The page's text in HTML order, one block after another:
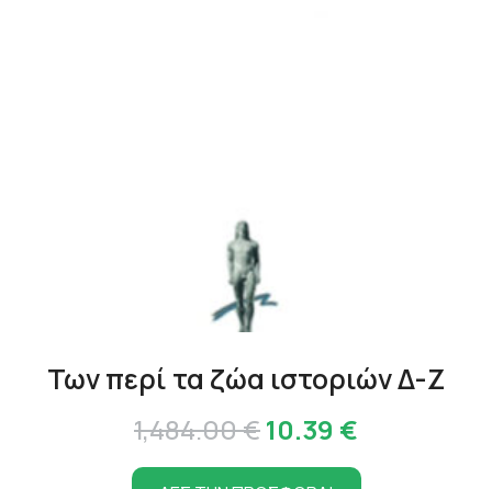
Των περί τα ζώα ιστοριών Δ-Ζ
1,484.00€Original
price
10.39 €
τρέχουσα